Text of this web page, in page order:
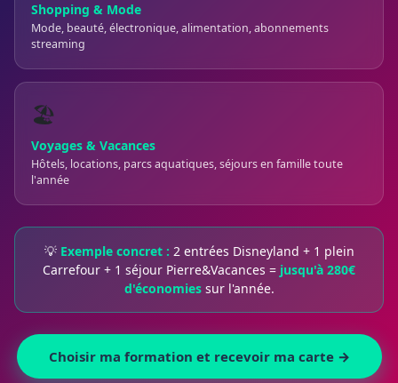
Shopping & Mode
Mode, beauté, électronique, alimentation, abonnements
streaming
🏖️
Voyages & Vacances
Hôtels, locations, parcs aquatiques, séjours en famille toute
l'année
💡 Exemple concret : 2 entrées Disneyland + 1 plein
Carrefour + 1 séjour Pierre&Vacances = jusqu'à 280€
d'économiessur l'année.
Choisir ma formation et recevoir ma carte →